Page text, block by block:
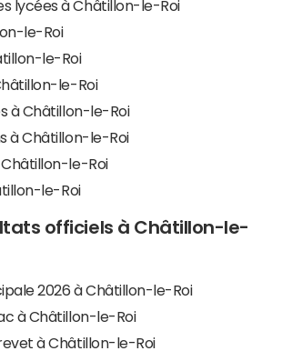
lycées à Châtillon-le-Roi
le-Roi
le-Roi
le-Roi
à Châtillon-le-Roi
à Châtillon-le-Roi
le-Roi
le-Roi
officiels à Châtillon-le-
2026 à Châtillon-le-Roi
à Châtillon-le-Roi
à Châtillon-le-Roi